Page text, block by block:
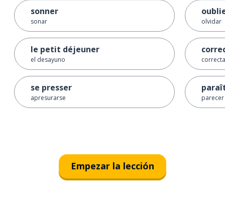
sonner
sonar
le petit déjeuner
el desayuno
se presser
apresurarse
olvidar
parecer
Empezar la lección